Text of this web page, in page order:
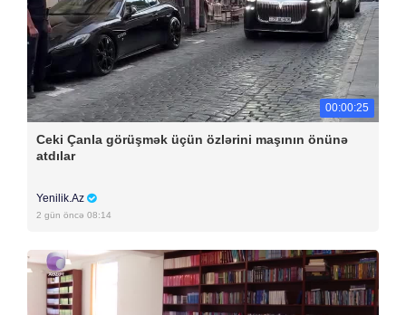
00:00:25
Ceki Çanla görüşmək üçün özlərini maşının önünə
atdılar
Yenilik.Az
2 gün öncə 08:14